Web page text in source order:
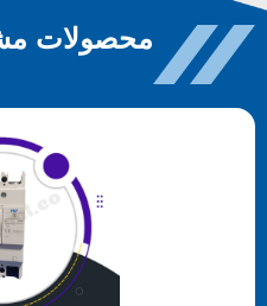
محصولات مشابه